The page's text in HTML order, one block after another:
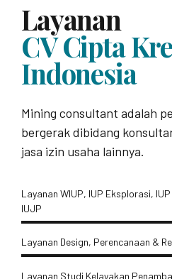
Layanan
CV Cipta
Indonesia
Mining consultant adalah
bergerak dibidang
jasa izin usaha lainnya.
Layanan WIUP, IUP Eksplorasi, IUP
IUJP
Layanan Design, Perencanaan &
Layanan Studi Kelayakan